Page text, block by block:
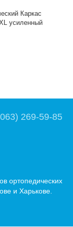
Каркас
усиленный
269-59-85
ортопедических
и Харькове.